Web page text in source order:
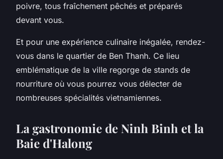
poivre, tous fraîchement pêchés et préparés
devant vous.
Et pour une expérience culinaire inégalée, rendez-
vous dans le quartier de Ben Thanh. Ce lieu
emblématique de la ville regorge de stands de
nourriture où vous pourrez vous délecter de
nombreuses spécialités vietnamiennes.
La gastronomie de Ninh Binh et la
Baie d'Halong